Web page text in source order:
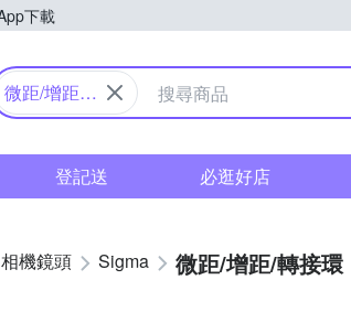
下載
購物中心
微距/增距/
登記送 必逛好店
相機鏡頭 Sigma 微距/增距/轉接環